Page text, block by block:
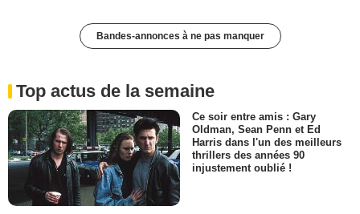
Bandes-annonces à ne pas manquer
Top actus de la semaine
Ce soir entre amis : Gary
Oldman, Sean Penn et Ed
Harris dans l'un des meilleurs
thrillers des années 90
injustement oublié !